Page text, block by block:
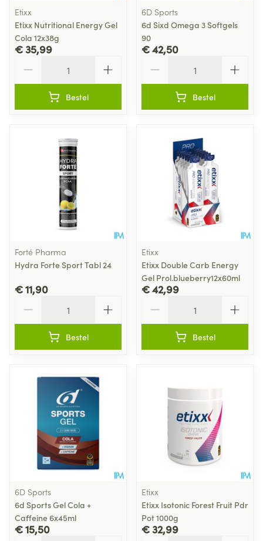
Etixx
Etixx Nutritional Energy Gel
Cola 12x38g
€ 35,99
Bestel
6D Sports
6d Sixd Omega 3 Softgels
90
€ 42,50
Bestel
Forté Pharma
Hydra Forte Sport Tabl 24
€ 11,90
Bestel
Etixx
Etixx Double Carb Energy
Gel Prol.blueberry12x60ml
€ 42,99
Bestel
6D Sports
6d Sports Gel Cola +
Caffeine 6x45ml
€ 15,50
Etixx
Etixx Isotonic Forest Fruit Pdr
Pot 1000g
€ 32,99